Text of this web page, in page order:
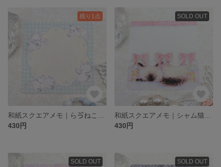
残り1点
430円
SOLD OUT
430円
SOLD OUT SOLD OUT